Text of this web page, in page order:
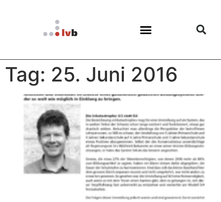
Tag: 25. Juni 2016